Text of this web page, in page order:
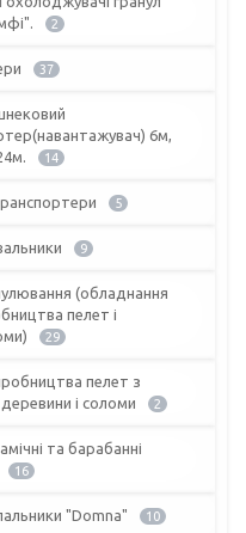
2
37
6м,
14
5
9
(обладнання
пелет і
29
пелет з
деревини і соломи
2
та барабанні
16
"Domna" 10